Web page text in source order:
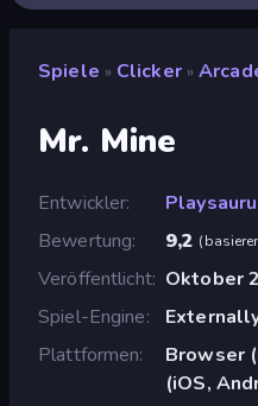
Spiele » Clicker »
Mr. Mine
Entwickler
Bewertung
9,2 (
Veröffentlicht Oktober
Spiel-Engine
Plattformen
Browser
(iOS,